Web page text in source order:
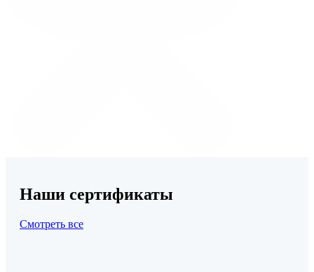
Наши сертификаты
Смотреть все